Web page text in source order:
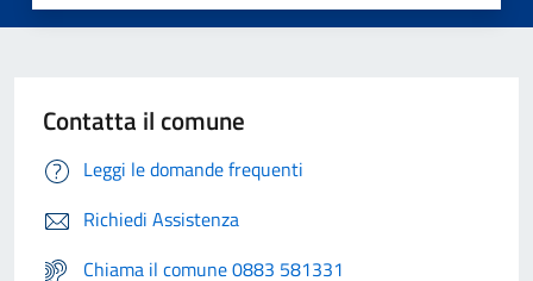
Contatta il comune
Leggi le domande frequenti
Richiedi Assistenza
Chiama il comune 0883 581331